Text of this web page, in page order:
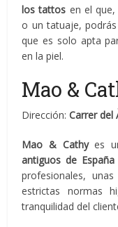
los tattos en el
o un tatuaje, podrás
que es solo apta
en la piel.
Mao &
Dirección:Carrer del
Mao & Cathyes
antiguos de España
profesionales,
estrictas normas
tranquilidad del